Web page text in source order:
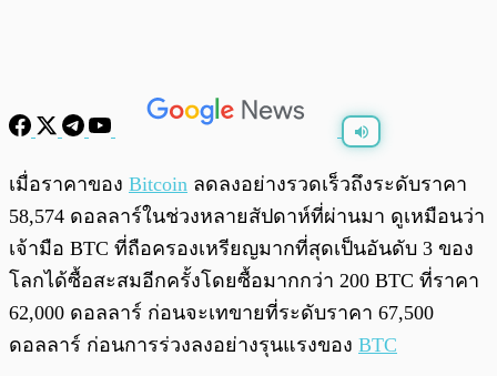
/
เมื่อราคาของ Bitcoin ลดลงอย่างรวดเร็วถึงระดับราคา
58,574 ดอลลาร์ในช่วงหลายสัปดาห์ที่ผ่านมา ดูเหมือนว่า
เจ้ามือ BTC ที่ถือครองเหรียญมากที่สุดเป็นอันดับ 3 ของ
โลกได้ซื้อสะสมอีกครั้งโดยซื้อมากกว่า 200 BTC ที่ราคา
62,000 ดอลลาร์ ก่อนจะเทขายที่ระดับราคา 67,500
ดอลลาร์ ก่อนการร่วงลงอย่างรุนแรงของ BTC